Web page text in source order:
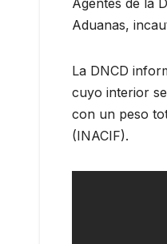
Aduanas,
La DNCD
cuyo interior
con un peso
(INACIF).